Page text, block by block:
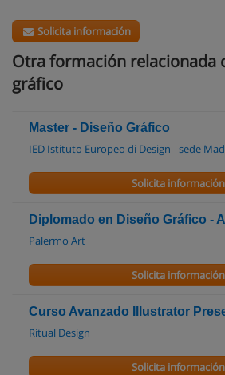
Solicita información
Otra formación relacionada
gráfico
Master - Diseño Gráfico
IED Istituto Europeo di Design - sede
Solicita información
Diplomado en Diseño Gráfico -
Palermo Art
Solicita información
Curso Avanzado Illustrator
Ritual Design
Solicita información